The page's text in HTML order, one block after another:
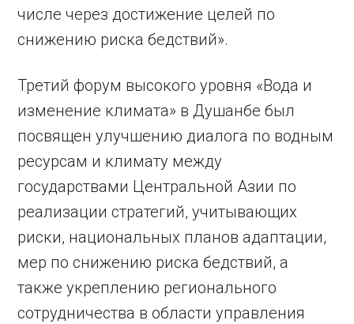
числе через достижение целей по
снижению риска бедствий».
Третий форум высокого уровня «Вода и
изменение климата» в Душанбе был
посвящен улучшению диалога по водным
ресурсам и климату между
государствами Центральной Азии по
реализации стратегий, учитывающих
риски, национальных планов адаптации,
мер по снижению риска бедствий, а
также укреплению регионального
сотрудничества в области управления